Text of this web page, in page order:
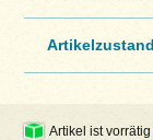
Artikelzustand
Artikel ist